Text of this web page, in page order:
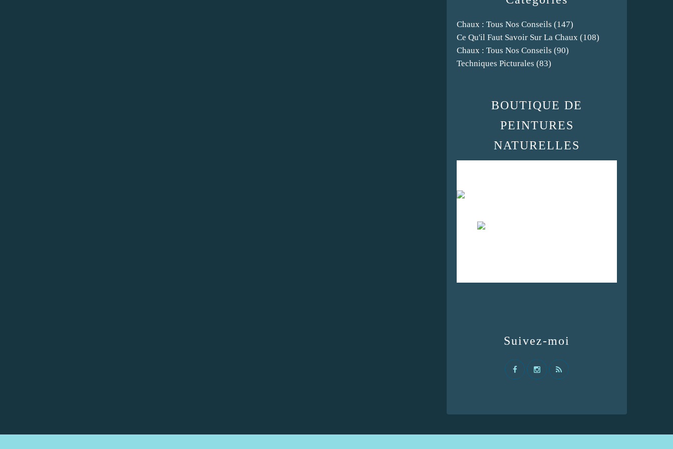
Chaux : Tous Nos Conseils (147)
Ce Qu'il Faut Savoir Sur La Chaux (108)
Chaux : Tous Nos Conseils (90)
Techniques Picturales (83)
Suivez-moi
BOUTIQUE DE
PEINTURES
NATURELLES